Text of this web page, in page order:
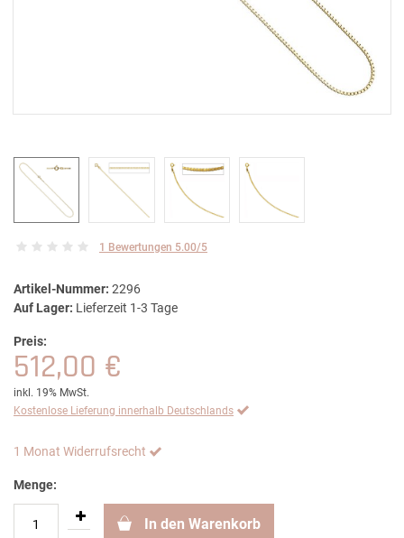
1 Bewertungen 5.00/5
Artikel-Nummer: 2296
Auf Lager: Lieferzeit 1-3 Tage
Preis:
512,00 €
inkl. 19% MwSt.
Kostenlose Lieferung innerhalb Deutschlands
1 Monat Widerrufsrecht
Menge:
In den Warenkorb